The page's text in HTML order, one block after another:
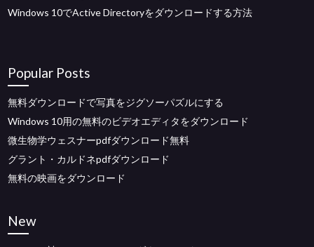
Windows 10でActive Directoryをダウンロードする方法
Popular Posts
無料ダウンロードで写真をジグソーパズルにする
Windows 10用の無料のビデオエディタをダウンロード
微生物学ウェスナーpdfダウンロード無料
グラント・カルドネpdfダウンロード
無料の映画をダウンロード
New